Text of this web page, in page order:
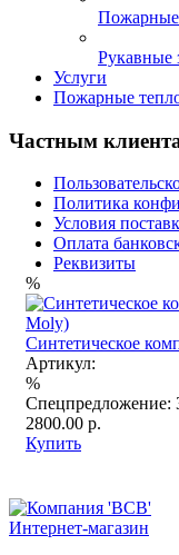
Рукавные
Услуги
Пожарные
Частным
Политика
Условия
Оплата
Реквизиты
%
Синтетическое
Артикул:
%
Спецпредложение:
2800.00 р.
Купить
Интернет-магазин